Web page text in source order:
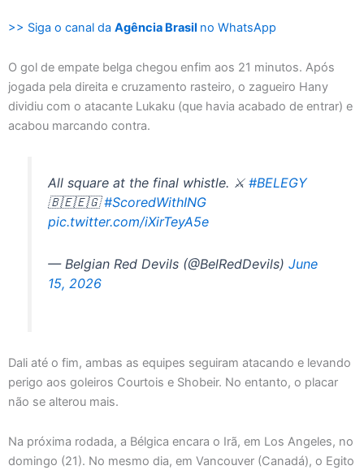
>> Siga o canal da Agência Brasil no WhatsApp
O gol de empate belga chegou enfim aos 21 minutos. Após
jogada pela direita e cruzamento rasteiro, o zagueiro Hany
dividiu com o atacante Lukaku (que havia acabado de entrar) e
acabou marcando contra.
All square at the final whistle. ⚔️#BELEGY
🇧🇪🇪🇬#ScoredWithING
pic.twitter.com/iXirTeyA5e
— Belgian Red Devils (@BelRedDevils)June
15, 2026
Dali até o fim, ambas as equipes seguiram atacando e levando
perigo aos goleiros Courtois e Shobeir. No entanto, o placar
não se alterou mais.
Na próxima rodada, a Bélgica encara o Irã, em Los Angeles, no
domingo (21). No mesmo dia, em Vancouver (Canadá), o Egito